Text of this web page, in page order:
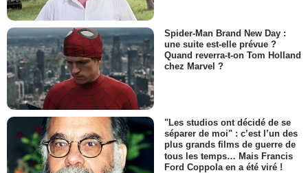
Spider-Man Brand New Day :
une suite est-elle prévue ?
Quand reverra-t-on Tom Holland
chez Marvel ?
"Les studios ont décidé de se
séparer de moi" : c’est l’un des
plus grands films de guerre de
tous les temps… Mais Francis
Ford Coppola en a été viré !